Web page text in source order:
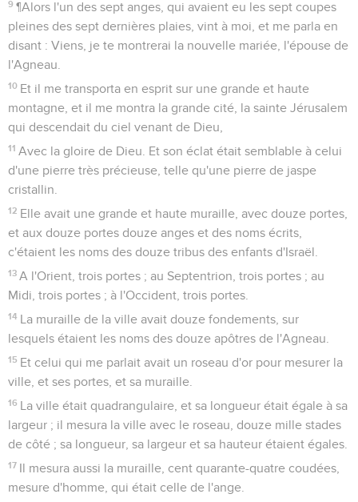
9 ¶Alors l'un des sept anges, qui avaient eu les sept coupes
pleines des sept dernières plaies, vint à moi, et me parla en
disant : Viens, je te montrerai la nouvelle mariée, l'épouse de
l'Agneau.
10 Et il me transporta en esprit sur une grande et haute
montagne, et il me montra la grande cité, la sainte Jérusalem
qui descendait du ciel venant de Dieu,
11 Avec la gloire de Dieu. Et son éclat était semblable à celui
d'une pierre très précieuse, telle qu'une pierre de jaspe
cristallin.
12 Elle avait une grande et haute muraille, avec douze portes,
et aux douze portes douze anges et des noms écrits,
c'étaient les noms des douze tribus des enfants d'Israël.
13 A l'Orient, trois portes ; au Septentrion, trois portes ; au
Midi, trois portes ; à l'Occident, trois portes.
14 La muraille de la ville avait douze fondements, sur
lesquels étaient les noms des douze apôtres de l'Agneau.
15 Et celui qui me parlait avait un roseau d'or pour mesurer la
ville, et ses portes, et sa muraille.
16 La ville était quadrangulaire, et sa longueur était égale à sa
largeur ; il mesura la ville avec le roseau, douze mille stades
de côté ; sa longueur, sa largeur et sa hauteur étaient égales.
17 Il mesura aussi la muraille, cent quarante-quatre coudées,
mesure d'homme, qui était celle de l'ange.